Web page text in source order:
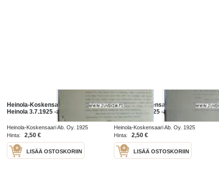
Heinola-Koskensaari Ab. Oy.
Heinola 3.7.1925 -asiakirja
Heinola-Koskensaari Ab. Oy. 1925
Hinta:
2,50 €
LISÄÄ OSTOSKORIIN
Heinola-Koskensaari Ab. Oy.
Heinola 9.8.1925 -asiakirja
Heinola-Koskensaari Ab. Oy. 1925
Hinta:
2,50 €
LISÄÄ OSTOSKORIIN